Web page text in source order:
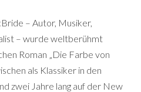
– Autor, Musiker,
– wurde weltberühmt
Roman „Die Farbe von
als Klassiker in den
zwei Jahre lang auf der New